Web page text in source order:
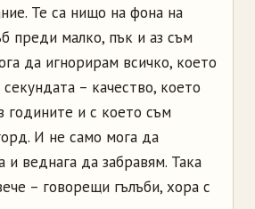
Те са нищо на фона на
преди малко, пък и аз съм
да игнорирам всичко, което
– качество, което
годините и с което съм
И не само мога да
и веднага да забравям. Така
– говорещи гълъби, хора с